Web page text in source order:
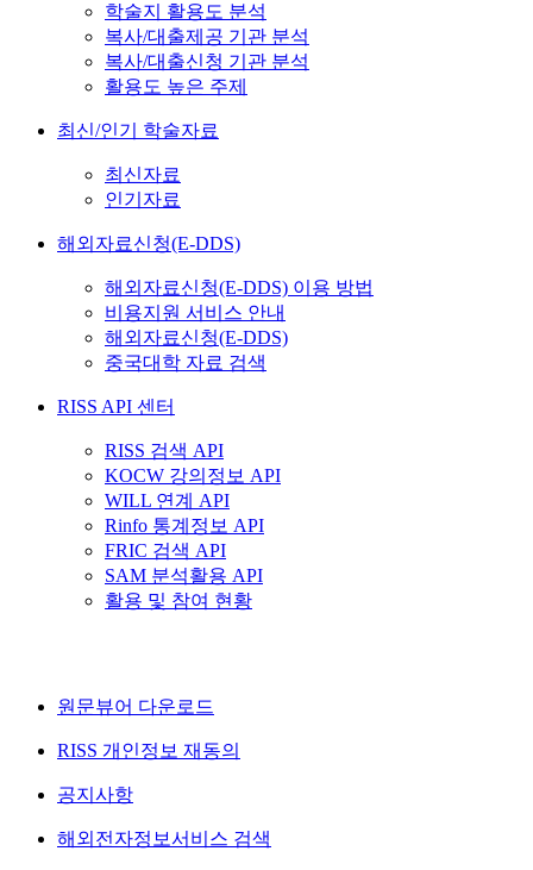
학술지 활용도 분석
복사/대출제공 기관 분석
복사/대출신청 기관 분석
활용도 높은 주제
최신/인기 학술자료
최신자료
인기자료
해외자료신청(E-DDS)
해외자료신청(E-DDS) 이용 방법
비용지원 서비스 안내
해외자료신청(E-DDS)
중국대학 자료 검색
RISS API 센터
RISS 검색 API
KOCW 강의정보 API
WILL 연계 API
Rinfo 통계정보 API
FRIC 검색 API
SAM 분석활용 API
활용 및 참여 현황
원문뷰어 다운로드
RISS 개인정보 재동의
공지사항
해외전자정보서비스 검색